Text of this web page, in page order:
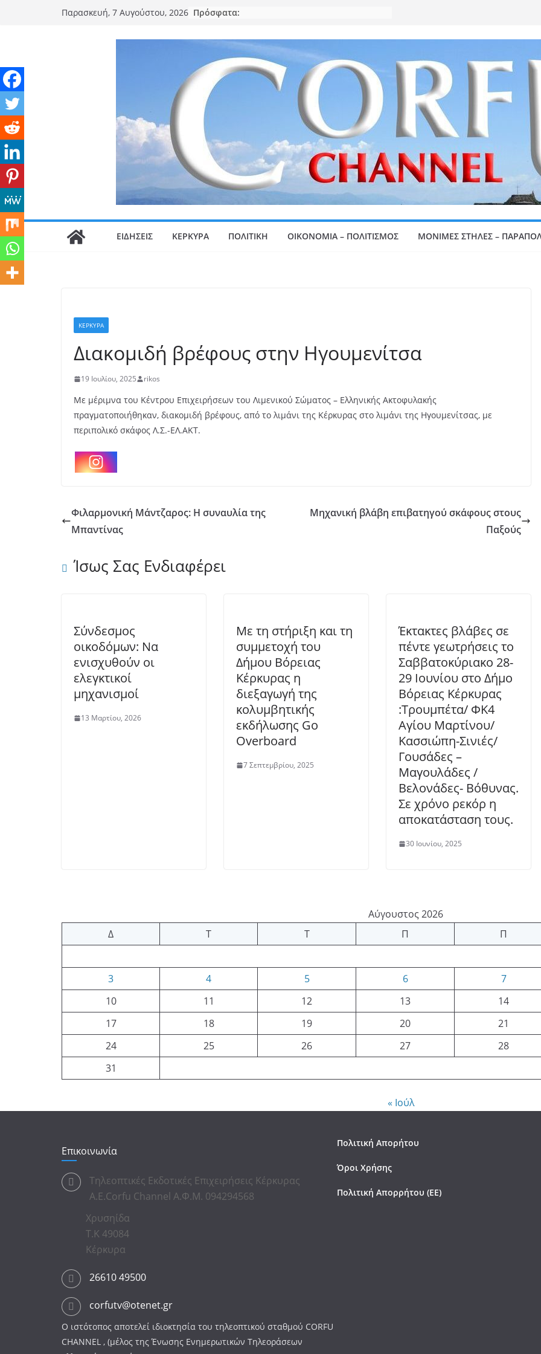
Παρασκευή, 7 Αυγούστου, 2026 Πρόσφατα:
ΕΙΔΗΣΕΙΣ ΚΕΡΚΥΡΑ ΠΟΛΙΤΙΚΗ ΟΙΚΟΝΟΜΙΑ – ΠΟΛΙΤΙΣΜΟΣ ΜΟΝΙΜΕΣ ΣΤΗΛΕΣ –
ΚΕΡΚΥΡΑ
Διακομιδή βρέφους στην Ηγουμενίτσα
19 Ιουλίου, 2025 rikos
Με μέριμνα του Κέντρου Επιχειρήσεων του Λιμενικού Σώματος – Ελληνικής Ακτοφυλακής
πραγματοποιήθηκαν, διακομιδή βρέφους, από το λιμάνι της Κέρκυρας στο λιμάνι της Ηγουμενίτσας, με
περιπολικό σκάφος Λ.Σ.-ΕΛ.ΑΚΤ.
Φιλαρμονική Μάντζαρος: Η συναυλία της
Μπαντίνας
Μηχανική βλάβη επιβατηγού σκάφους στους
Παξούς
Ίσως Σας Ενδιαφέρει
Σύνδεσμος
οικοδόμων: Να
ενισχυθούν οι
ελεγκτικοί
μηχανισμοί
13 Μαρτίου, 2026
Με τη στήριξη και τη
συμμετοχή του
Δήμου Βόρειας
Κέρκυρας η
διεξαγωγή της
κολυμβητικής
εκδήλωσης Go
Overboard
7 Σεπτεμβρίου, 2025
Έκτακτες βλάβες σε
πέντε γεωτρήσεις το
Σαββατοκύριακο 28-
29 Ιουνίου στο Δήμο
Βόρειας Κέρκυρας
:Τρουμπέτα/ ΦΚ4
Αγίου Μαρτίνου/
Κασσιώπη-Σινιές/
Γουσάδες –
Μαγουλάδες /
Βελονάδες- Βόθυνας.
Σε χρόνο ρεκόρ η
αποκατάσταση τους.
30 Ιουνίου, 2025
Αύγουστος 2026
Δ
Τ Τ Π Π
3
4 5 6 7
10
11 12 13 14
17
18 19 20 21
24
25 26 27 28
31
« Ιούλ
Επικοινωνία
Τηλεοπτικές Εκδοτικές Επιχειρήσεις Κέρκυρας
Α.Ε.Corfu Channel Α.Φ.Μ. 094294568
Χρυσηίδα
Τ.Κ 49084
Κέρκυρα
26610 49500
corfutv@otenet.gr
Ο ιστότοπος αποτελεί ιδιοκτησία του τηλεοπτικού σταθμού CORFU
CHANNEL , (μέλος της Ένωσης Ενημερωτικών Τηλεοράσεων
Πολιτική Απορήτου
Όροι Χρήσης
Πολιτική Απορρήτου (ΕΕ)